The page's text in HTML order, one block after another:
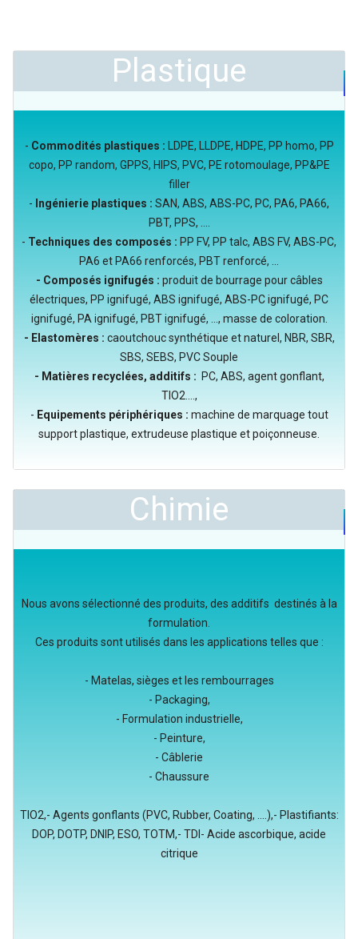
Plastique
- Commodités plastiques : LDPE, LLDPE, HDPE, PP homo, PP
copo, PP random, GPPS, HIPS, PVC, PE rotomoulage, PP&PE
filler
- Ingénierie plastiques : SAN, ABS, ABS-PC, PC, PA6, PA66,
PBT, PPS, ....
- Techniques des composés : PP FV, PP talc, ABS FV, ABS-PC,
PA6 et PA66 renforcés, PBT renforcé, ...
- Composés ignifugés : produit de bourrage pour câbles
électriques, PP ignifugé, ABS ignifugé, ABS-PC ignifugé, PC
ignifugé, PA ignifugé, PBT ignifugé, ..., masse de coloration.
- Elastomères : caoutchouc synthétique et naturel, NBR, SBR,
SBS, SEBS, PVC Souple
- Matières recyclées, additifs : PC, ABS, agent gonflant,
TIO2....,
- Equipements périphériques : machine de marquage tout
support plastique, extrudeuse plastique et poiçonneuse.
Chimie
Nous avons sélectionné des produits, des additifs destinés à la
formulation.
Ces produits sont utilisés dans les applications telles que :
- Matelas, sièges et les rembourrages
- Packaging,
- Formulation industrielle,
- Peinture,
- Câblerie
- Chaussure
TIO2,- Agents gonflants (PVC, Rubber, Coating, ....),- Plastifiants:
DOP, DOTP, DNIP, ESO, TOTM,- TDI- Acide ascorbique, acide
citrique